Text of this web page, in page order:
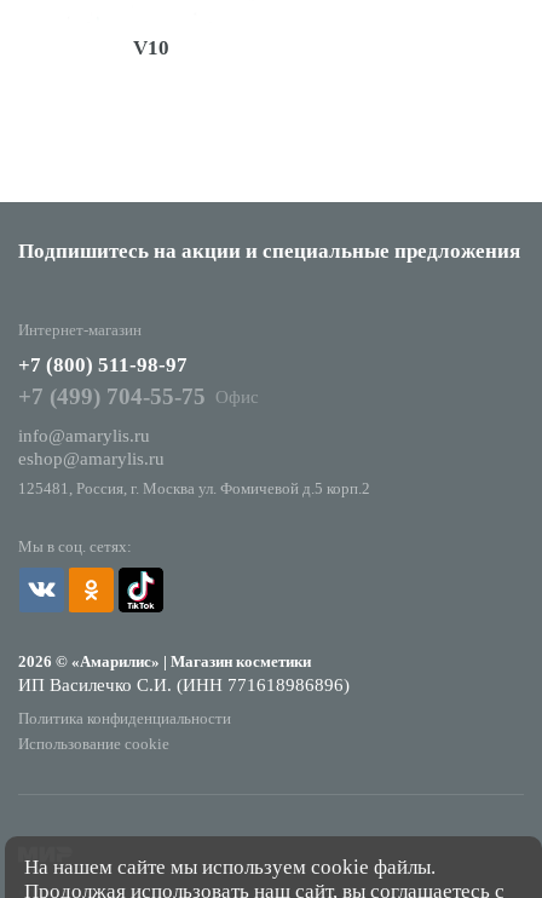
V10
Подпишитесь на акции и специальные предложения
Мы в соц. сетях:
2026 © «Амарилис» | Магазин косметики
ИП Василечко С.И. (ИНН 771618986896)
Политика конфиденциальности
Использование cookie
Интернет-магазин
+7 (800) 511-98-97
+7 (499) 704-55-75
Офис
info@amarylis.ru
eshop@amarylis.ru
125481, Россия, г. Москва ул. Фомичевой д.5 корп.2
*Обращаем Ваше внимание на то, что данный интернет-сайт носит исключительно
На нашем сайте мы используем cookie файлы.
Продолжая использовать наш сайт, вы соглашаетесь с